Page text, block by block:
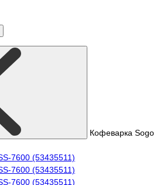
Кофеварка Sogo